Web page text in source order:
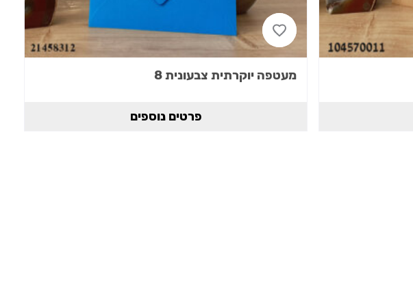
מעטפה יוקרתית צבעונית 8
פרטים נוספים